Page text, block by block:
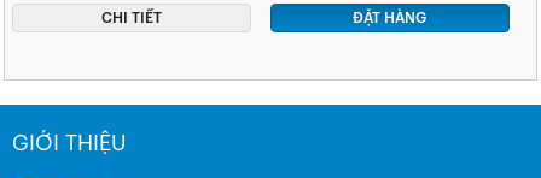
CHI TIẾT ĐẶT HÀNG
GIỚI THIỆU